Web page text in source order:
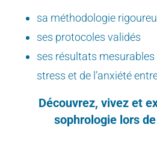
sa méthodologie
ses protocoles validés
ses résultats
stress et de l’anxiété
Découvrez, vivez et
sophrologie lors